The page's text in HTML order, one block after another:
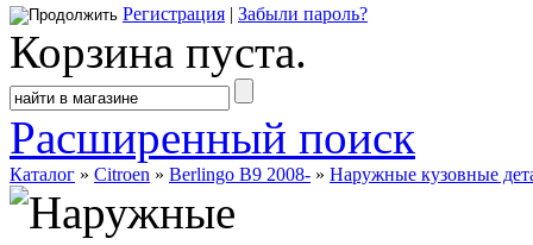
Регистрация | Забыли пароль?
Корзина пуста.
Расширенный поиск
Каталог » Citroen » Berlingo B9 2008- » Наружные кузовные